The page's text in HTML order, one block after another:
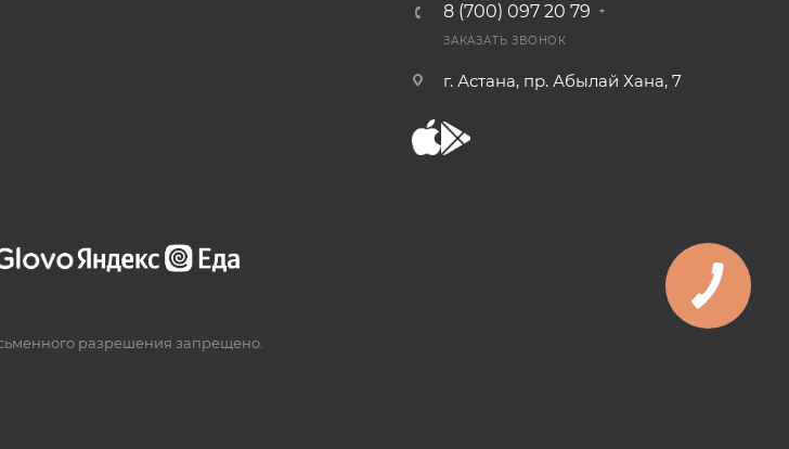
8 (700) 097 20 79
ЗАКАЗАТЬ ЗВОНОК
г. Астана, пр. Абылай Хана, 7
разрешения запрещено.